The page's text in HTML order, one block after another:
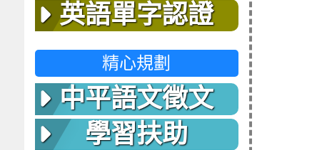
英語單字認證
精心規劃
中平語文徵文
學習扶助